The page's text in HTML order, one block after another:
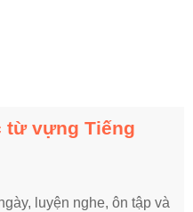
từ vựng Tiếng
luyện nghe, ôn tập và